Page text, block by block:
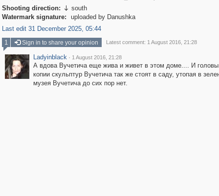
Shooting direction:  south
Watermark signature:
uploaded by Danushka
Last edit 31 December 2025, 05:44
1
Sign in to share your opinion Latest comment: 1 August 2016, 21:28
Ladyinblack · 1 August 2016, 21:28
А вдова Вучетича еще жива и живет в этом доме.... И
копии скульптур Вучетича так же стоят в саду, утопая в
музея Вучетича до сих пор нет.